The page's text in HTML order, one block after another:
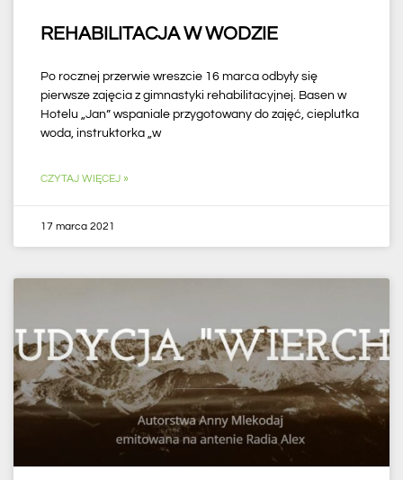
REHABILITACJA W WODZIE
Po rocznej przerwie wreszcie 16 marca odbyły się
pierwsze zajęcia z gimnastyki rehabilitacyjnej. Basen w
Hotelu „Jan” wspaniale przygotowany do zajęć, cieplutka
woda, instruktorka „w
CZYTAJ WIĘCEJ »
17 marca 2021